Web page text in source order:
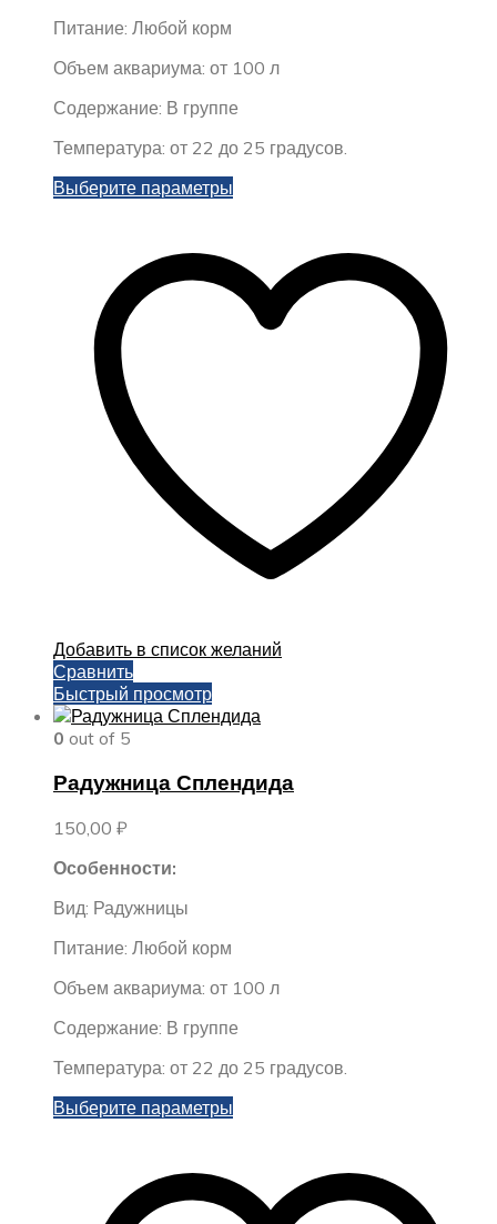
Питание: Любой корм
Объем аквариума: от 100 л
Содержание: В группе
Температура: от 22 до 25 градусов.
Выберите параметры
вариаций.
Опции
можно
Добавить в список желаний
Сравнить
Быстрый просмотр
0 out of 5
Радужница Сплендида
150,00 ₽
Особенности:
Вид: Радужницы
Питание: Любой корм
Объем аквариума: от 100 л
Содержание: В группе
Температура: от 22 до 25 градусов.
Выберите параметры
несколько
вариаций.
Опции